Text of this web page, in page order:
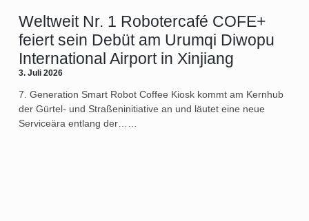
Weltweit Nr. 1 Robotercafé COFE+
feiert sein Debüt am Urumqi Diwopu
International Airport in Xinjiang
3. Juli 2026
7. Generation Smart Robot Coffee Kiosk kommt am Kernhub
der Gürtel- und Straßeninitiative an und läutet eine neue
Serviceära entlang der……